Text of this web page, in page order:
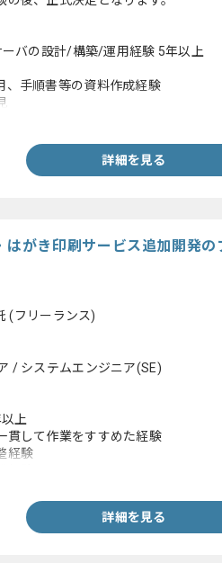
バの設計/構築/運用経験 5年以上
、手順書等の資料作成経験
詳細を見る
はがき印刷サービス追加開発
(フリーランス)
/ システムエンジニア(SE)
上
貫して作業をすすめた経験
経験
詳細を見る